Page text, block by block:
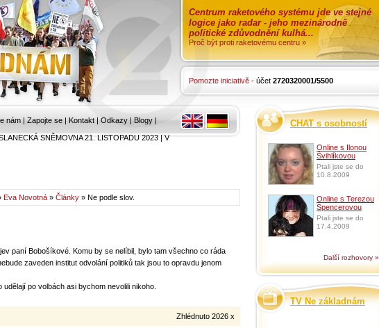
Centrum raketového systému jde ve stejné
logice jako radar - jeho mezinárodně
politické zdůvodnění kulhá...
Proč být proti raketovému centru »
Pomozte iniciativě - účet 2720320001/5500
nám | Zapojte se | Kontakt | Odkazy | Blogy |
SNĚMOVNA 21. LISTOPADU 2023|V
Eva Novotná » Články » Ne podle slov.
paní Bobošíkové. Komu by se nelíbil, bylo tam všechno co ráda
zaveden institut odvolání politiků tak jsou to opravdu jenom
udělají po volbách asi bychom nevolili nikoho.
Zhlédnuto 2026 x
CHAT s osobností
Online s Ilonou
Švihlíkovou
Ptali jste se do
10.8.2009
Online s Terezou
Spencerovou
Ptali jste se do
17.4.2009
Další rozhovory »
TV Ne základnám